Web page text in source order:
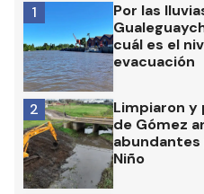
Por las
cuál es el
evacuación
1
Limpiaron y
de Gómez
abundantes
Niño
2